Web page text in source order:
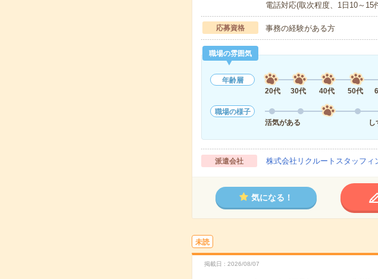
電話対応(取次程度、1日10～
応募資格 事務の経験がある方
職場の雰囲気
年齢層
20代
30代 40代 50代
職場の様子
活気がある
し
派遣会社 株式会社リクルートスタッフィ
気になる！
未読
掲載日 2026/08/07